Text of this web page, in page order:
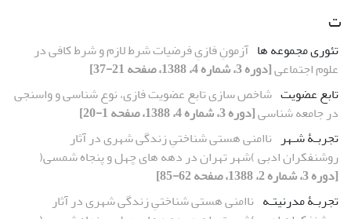
ت
تئوری مجموعه ها آزمونِ فازیِ فرضیات شرط لازم و شرط کافی در
علوم اجتماعی[دوره 3، شماره 4، 1388، صفحه 21-37]
تابع عضویت شاخص سازی تابع عضویت فازی، نوع شناسی و واسنجی
در جامعه شناسی[دوره 3، شماره 4، 1388، صفحه 1-20]
تجربـۀ شـهر ناامنی هستی شناختیِ زندگی شهری در آثار
روشنفکران ادبی )شهر تهران در دهه های چهل و پنجاه شمسی(
[دوره 3، شماره 2، 1388، صفحه 62-85]
تجربـۀ مدرنیتـه ناامنی هستی شناختیِ زندگی شهری در آثار